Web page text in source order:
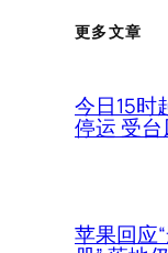
更多文章
今日15时
停运 受台
苹果回应